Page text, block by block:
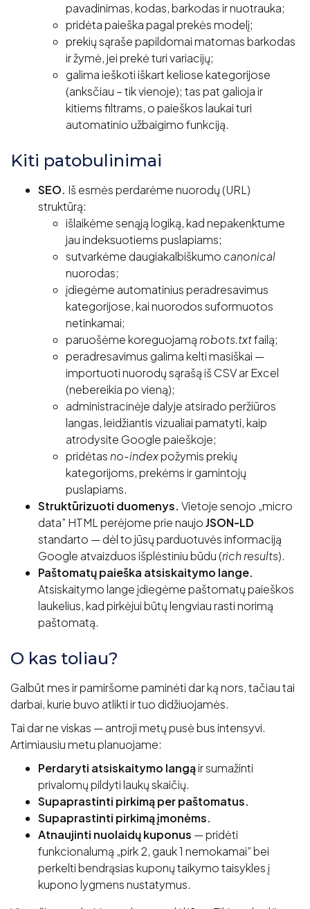
pavadinimas, kodas, barkodas ir nuotrauka;
pridėta paieška pagal prekės modelį;
prekių sąraše papildomai matomas barkodas
ir žymė, jei prekė turi variacijų;
galima ieškoti iškart keliose kategorijose
(anksčiau – tik vienoje); tas pat galioja ir
kitiems filtrams, o paieškos laukai turi
automatinio užbaigimo funkciją.
Kiti patobulinimai
SEO. Iš esmės perdarėme nuorodų (URL)
struktūrą:
išlaikėme senąją logiką, kad nepakenktume
jau indeksuotiems puslapiams;
sutvarkėme daugiakalbiškumo canonical
nuorodas;
įdiegėme automatinius peradresavimus
kategorijose, kai nuorodos suformuotos
netinkamai;
paruošėme koreguojamą robots.txtfailą;
peradresavimus galima kelti masiškai —
importuoti nuorodų sąrašą iš CSV ar Excel
(nebereikia po vieną);
administracinėje dalyje atsirado peržiūros
langas, leidžiantis vizualiai pamatyti, kaip
atrodysite Google paieškoje;
pridėtas no-indexpožymis prekių
kategorijoms, prekėms ir gamintojų
puslapiams.
Struktūrizuoti duomenys. Vietoje senojo „micro
data” HTML perėjome prie naujoJSON-LD
standarto — dėl to jūsų parduotuvės informaciją
Google atvaizduos išplėstiniu būdu (rich results).
Paštomatų paieška atsiskaitymo lange.
Atsiskaitymo lange įdiegėme paštomatų paieškos
laukelius, kad pirkėjui būtų lengviau rasti norimą
paštomatą.
O kas toliau?
Galbūt mes ir pamiršome paminėti dar ką nors, tačiau tai
darbai, kurie buvo atlikti ir tuo didžiuojamės.
Tai dar ne viskas — antroji metų pusė bus intensyvi.
Artimiausiu metu planuojame:
Perdaryti atsiskaitymo langąir sumažinti
privalomų pildyti laukų skaičių.
Supaprastinti pirkimą per paštomatus.
Supaprastinti pirkimą įmonėms.
Atnaujinti nuolaidų kuponus — pridėti
funkcionalumą „pirk 2, gauk 1 nemokamai” bei
perkelti bendrąsias kuponų taikymo taisykles į
kupono lygmens nustatymus.